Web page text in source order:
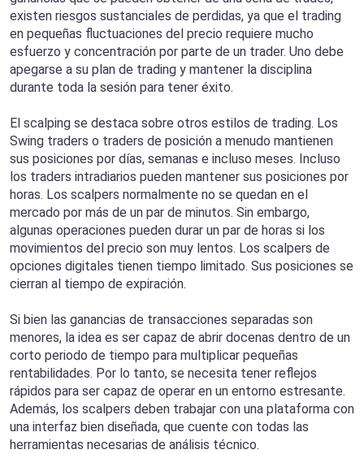
existen riesgos sustanciales de perdidas, ya que el trading
en pequeñas fluctuaciones del precio requiere mucho
esfuerzo y concentración por parte de un trader. Uno debe
apegarse a su plan de trading y mantener la disciplina
durante toda la sesión para tener éxito.
El scalping se destaca sobre otros estilos de trading. Los
Swing traders o traders de posición a menudo mantienen
sus posiciones por días, semanas e incluso meses. Incluso
los traders intradiarios pueden mantener sus posiciones por
horas. Los scalpers normalmente no se quedan en el
mercado por más de un par de minutos. Sin embargo,
algunas operaciones pueden durar un par de horas si los
movimientos del precio son muy lentos. Los scalpers de
opciones digitales tienen tiempo limitado. Sus posiciones se
cierran al tiempo de expiración.
Si bien las ganancias de transacciones separadas son
menores, la idea es ser capaz de abrir docenas dentro de un
corto periodo de tiempo para multiplicar pequeñas
rentabilidades. Por lo tanto, se necesita tener reflejos
rápidos para ser capaz de operar en un entorno estresante.
Además, los scalpers deben trabajar con una plataforma con
una interfaz bien diseñada, que cuente con todas las
herramientas necesarias de análisis técnico.